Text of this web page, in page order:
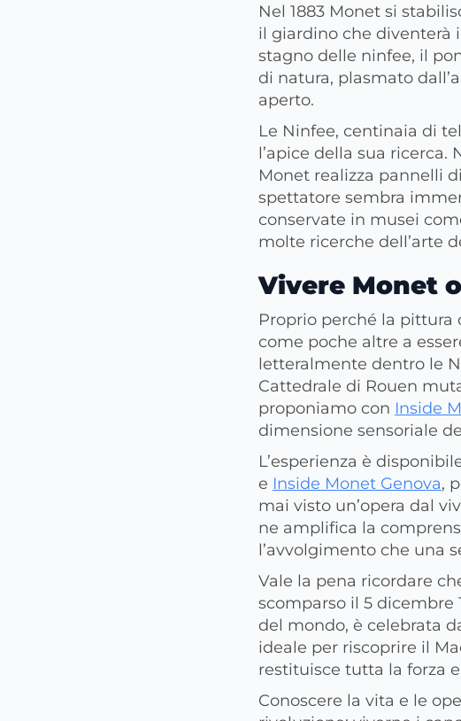
Nel 1883 Monet si
il giardino che diventerà
stagno delle ninfee, il
di natura, plasmato
aperto.
Le Ninfee, centinaia di
l’apice della sua
Monet realizza pannelli
spettatore sembra
conservate in musei
molte ricerche dell’arte
Vivere Monet
Proprio perché la pittura
come poche altre a
letteralmente dentro le
Cattedrale di Rouen
proponiamo con Inside
dimensione sensoriale
L’esperienza è
e Inside Monet Genova,
mai visto un’opera dal
ne amplifica la
l’avvolgimento che una
Vale la pena ricordare
scomparso il 5 dicembre
del mondo, è celebrata
ideale per riscoprire il
restituisce tutta la forza
Conoscere la vita e le